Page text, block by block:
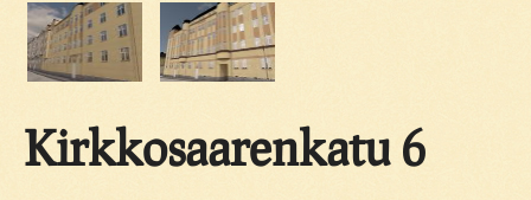
Kirkkosaarenkatu 6